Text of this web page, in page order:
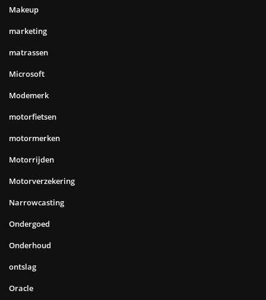
Makeup
marketing
matrassen
Microsoft
Modemerk
motorfietsen
motormerken
Motorrijden
Motorverzekering
Narrowcasting
Ondergoed
Onderhoud
ontslag
Oracle